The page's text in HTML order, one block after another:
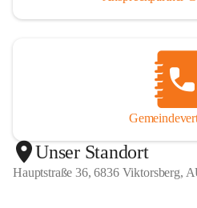
Unser Standort
Hauptstraße 36, 6836 Viktorsberg,